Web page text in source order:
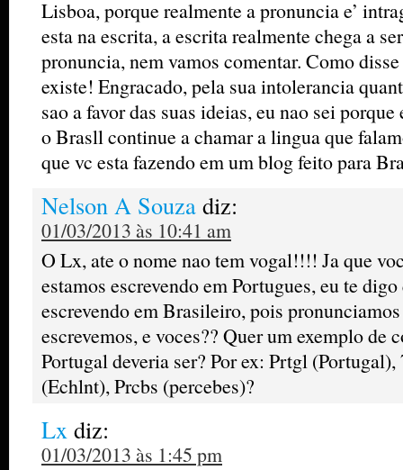
Lisboa, porque realmente a pronuncia e’
esta na escrita, a escrita realmente chega a
pronuncia, nem vamos comentar. Como
existe! Engracado, pela sua intolerancia
sao a favor das suas ideias, eu nao sei
o Brasll continue a chamar a lingua que
que vc esta fazendo em um blog feito para
Nelson A Souza diz:
01/03/2013 às 10:41 am
O Lx, ate o nome nao tem vogal!!!! Ja que
estamos escrevendo em Portugues, eu te
escrevendo em Brasileiro, pois
escrevemos, e voces?? Quer um exemplo de
Portugal deveria ser? Por ex: Prtgl
(Echlnt), Prcbs (percebes)?
Lx diz:
01/03/2013 às 1:45 pm